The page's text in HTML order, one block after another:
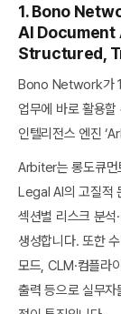
1.Bono
AI
Structured,
Bono Network가 1
업무에 바로 활용
인텔리전스 엔진
Arbiter는 롱도큐먼
Legal AI의 고질적
섹션별 리스크 분석
생성합니다. 또한
모드, CLM·컴플라
출력 등으로 실무